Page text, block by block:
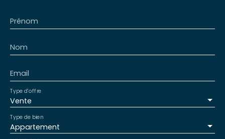
Prénom
Nom
Email
Vente
Type d'offre
Appartement
Type de bien